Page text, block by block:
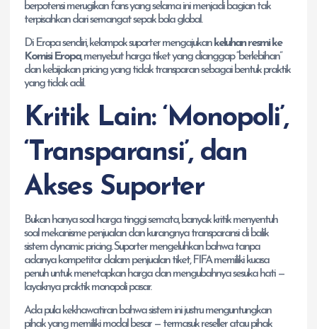
berpotensi merugikan fans yang selama ini menjadi bagian tak
terpisahkan dari semangat sepak bola global.
Di Eropa sendiri, kelompok suporter mengajukankeluhan resmi ke
Komisi Eropa, menyebut harga tiket yang dianggap “berlebihan”
dan kebijakan pricing yang tidak transparan sebagai bentuk praktik
yang tidak adil.
Kritik Lain: ‘Monopoli’,
‘Transparansi’, dan
Akses Suporter
Bukan hanya soal harga tinggi semata, banyak kritik menyentuh
soal mekanisme penjualan dan kurangnya transparansi di balik
sistem dynamic pricing. Suporter mengeluhkan bahwa tanpa
adanya kompetitor dalam penjualan tiket, FIFA memiliki kuasa
penuh untuk menetapkan harga dan mengubahnya sesuka hati —
layaknya praktik monopoli pasar.
Ada pula kekhawatiran bahwa sistem ini justru menguntungkan
pihak yang memiliki modal besar — termasuk reseller atau pihak